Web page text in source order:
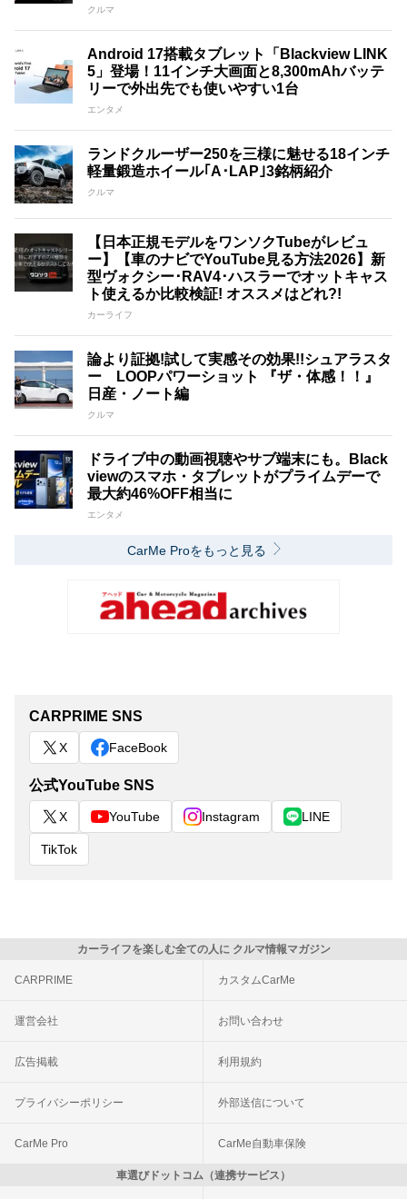
クルマ
Android 17搭載タブレット「Blackview LINK
5」登場！11インチ大画面と8,300mAhバッテ
リーで外出先でも使いやすい1台
エンタメ
ランドクルーザー250を三様に魅せる18インチ
軽量鍛造ホイール｢A･LAP｣3銘柄紹介
クルマ
【日本正規モデルをワンソクTubeがレビュ
ー】【車のナビでYouTube見る方法2026】新
型ヴォクシー･RAV4･ハスラーでオットキャス
ト使えるか比較検証! オススメはどれ?!
カーライフ
論より証拠!試して実感その効果!!シュアラスタ
ー LOOPパワーショット 『ザ・体感！！』
日産・ノート編
クルマ
ドライブ中の動画視聴やサブ端末にも。Black
viewのスマホ・タブレットがプライムデーで
最大約46%OFF相当に
エンタメ
CarMe Proをもっと見る
CARPRIME SNS
X FaceBook
公式YouTube SNS
X YouTube Instagram LINE
TikTok
カーライフを楽しむ全ての人に クルマ情報マガジン
CARPRIME カスタムCarMe
運営会社 お問い合わせ
広告掲載 利用規約
プライバシーポリシー 外部送信について
CarMe Pro CarMe自動車保険
車選びドットコム（連携サービス）